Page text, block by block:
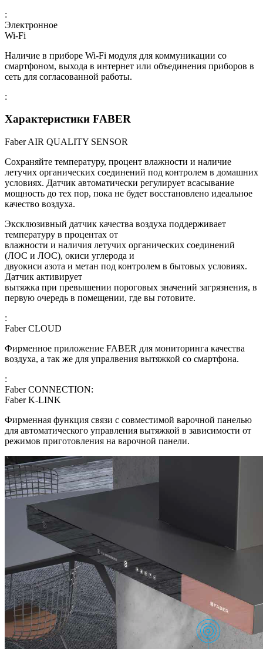
:
Электронное
Wi-Fi
Наличие в приборе Wi-Fi модуля для коммуникации со
смартфоном, выхода в интернет или объединения приборов в
сеть для согласованной работы.
:
Характеристики FABER
Faber AIR QUALITY SENSOR
Сохраняйте температуру, процент влажности и наличие
летучих органических соединений под контролем в домашних
условиях. Датчик автоматически регулирует всасывание
мощность до тех пор, пока не будет восстановлено идеальное
качество воздуха.
Эксклюзивный датчик качества воздуха поддерживает
температуру в процентах от
влажности и наличия летучих органических соединений
(ЛОС и ЛОС), окиси углерода и
двуокиси азота и метан под контролем в бытовых условиях.
Датчик активирует
вытяжка при превышении пороговых значений загрязнения, в
первую очередь в помещении, где вы готовите.
:
Faber CLOUD
Фирменное приложение FABER для мониторинга качества
воздуха, а так же для упралвения вытяжкой со смартфона.
:
Faber CONNECTION:
Faber K-LINK
Фирменная функция связи с совместимой варочной панелью
для автоматического управления вытяжкой в зависимости от
режимов приготовления на варочной панели.